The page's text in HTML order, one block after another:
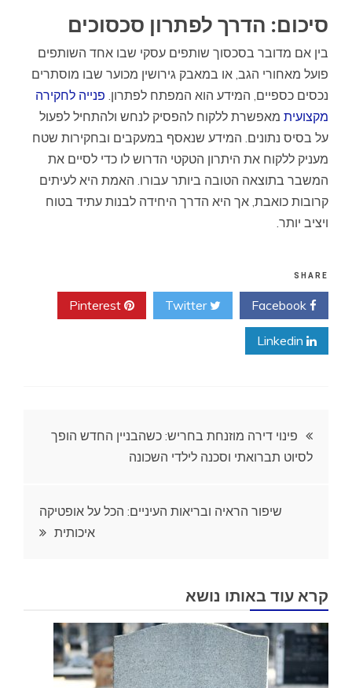
סיכום: הדרך לפתרון סכסוכים
בין אם מדובר בסכסוך שותפים עסקי שבו אחד השותפים
פועל מאחורי הגב, או במאבק גירושין מכוער שבו מוסתרים
נכסים כספיים, המידע הוא המפתח לפתרון. פנייה לחקירה
מקצועית מאפשרת ללקוח להפסיק לנחש ולהתחיל לפעול
על בסיס נתונים. המידע שנאסף במעקבים ובחקירות שטח
מעניק ללקוח את היתרון הטקטי הדרוש לו כדי לסיים את
המשבר בתוצאה הטובה ביותר עבורו. האמת היא לעיתים
קרובות כואבת, אך היא הדרך היחידה לבנות עתיד בטוח
ויציב יותר.
SHARE
Twitter
ניווטפינוי דירה מוזנחת בחריש: כשהבניין החדש הופך
לסיוט תברואתי וסכנה לילדי השכונה
שיפור הראיה ובריאות העיניים: הכל על אופטיקה
איכותית
קרא עוד באותו נושא